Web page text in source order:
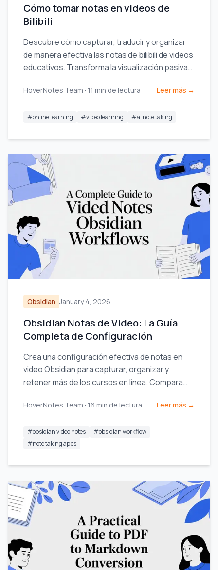
Cómo tomar notas en videos de
Bilibili
Descubre cómo capturar, traducir y organizar
de manera efectiva las notas de bilibili de videos
educativos. Transforma la visualización pasiva
HoverNotes Team • 11 min de lectura Leer más →
#online learning #video learning #ai note taking
Obsidian January 4, 2026
Obsidian Notas de Video: La Guía
Completa de Configuración
Crea una configuración efectiva de notas en
video Obsidian para capturar, organizar y
retener más de los cursos en línea. Compara
HoverNotes Team • 16 min de lectura Leer más →
#obsidian video notes #obsidian workflow
#note taking apps